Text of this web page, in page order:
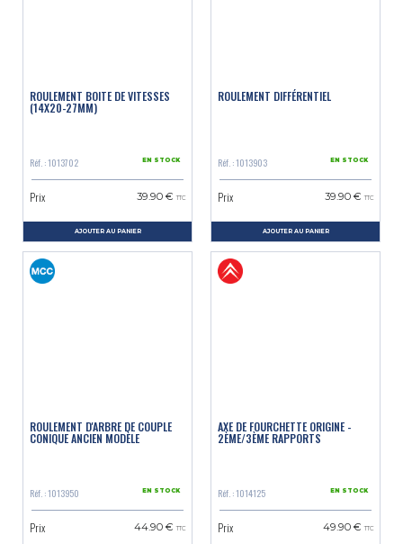
ROULEMENT BOITE DE VITESSES
(14X20-27MM)
Réf. : 1013702 EN STOCK
Prix 39.90 € TTC
AJOUTER AU PANIER
ROULEMENT DIFFÉRENTIEL
Réf. : 1013903 EN STOCK
Prix 39.90 € TTC
AJOUTER AU PANIER
ROULEMENT D'ARBRE DE COUPLE
CONIQUE ANCIEN MODÈLE
Réf. : 1013950 EN STOCK
Prix 44.90 € TTC
AXE DE FOURCHETTE ORIGINE -
2ÈME/3ÈME RAPPORTS
Réf. : 1014125 EN STOCK
Prix 49.90 € TTC